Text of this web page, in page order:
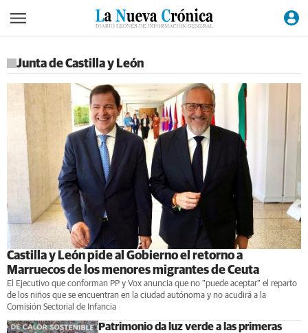
Junta de Castilla y León
Castilla y León pide al Gobierno el retorno a
Marruecos de los menores migrantes de Ceuta
El Ejecutivo que conforman PP y Vox anuncia que no "puede aceptar" el reparto
de los niños que se encuentran en la ciudad autónoma y no acudirá a la
Comisión Sectorial de Infancia
Patrimonio da luz verde a las primeras